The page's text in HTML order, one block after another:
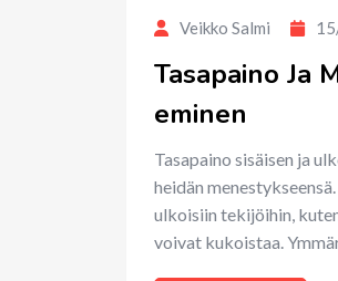
Veikko Salmi
Tasapaino Ja
eminen
Tasapaino sisäisen ja
heidän
ulkoisiin tekijöihin,
voivat kukoistaa.